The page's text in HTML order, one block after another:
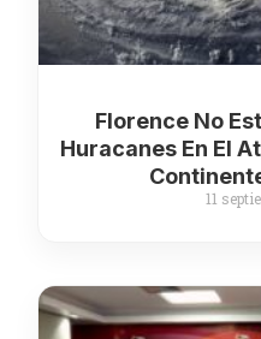
Florence No
Huracanes En El
11